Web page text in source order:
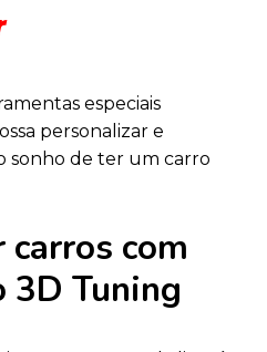
especiais
personalizar e
sonho de ter um carro
carros com
3D Tuning